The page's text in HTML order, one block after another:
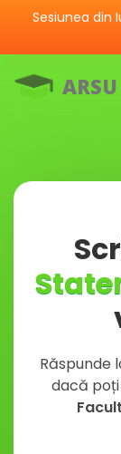
Sesiunea din
ARSU
Răspunde
dacă